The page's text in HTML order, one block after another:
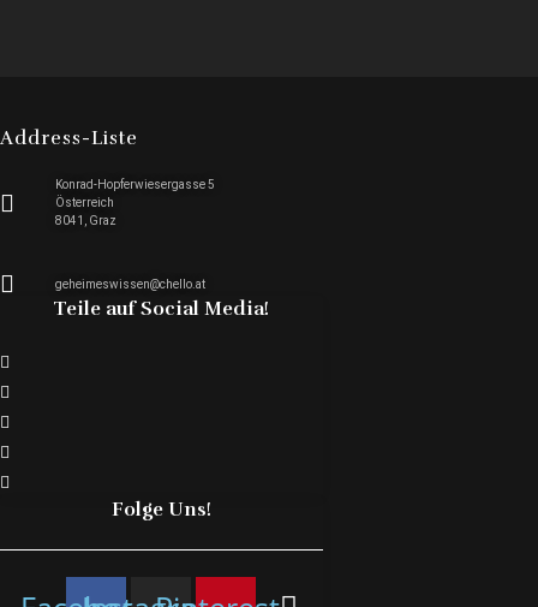
Address-Liste
Konrad-Hopferwiesergasse 5
Österreich
8041, Graz
geheimeswissen@chello.at
Teile auf Social Media!
Folge Uns!